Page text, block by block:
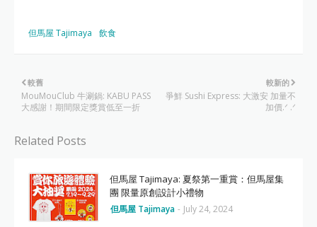
但馬屋 Tajimaya 飲食
較新的
爭鮮 Sushi Express: 大激安 加量不
加價.ᐟ .ᐟ
較舊
MouMouClub 牛涮鍋: KABU PASS
大感謝！期間限定獎賞低至一折
Related Posts
但馬屋 Tajimaya: 夏祭第一重賞：但馬屋集
團 限量原創設計小禮物
但馬屋 Tajimaya - July 24, 2024